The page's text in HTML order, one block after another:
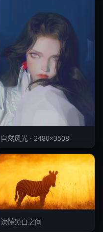
自然风光 · 2480×3508
读懂黑白之间